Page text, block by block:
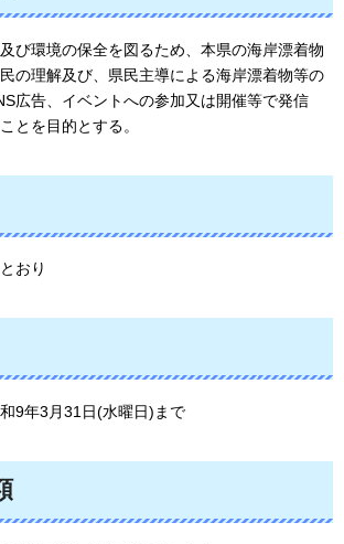
び環境の保全を図るため、本県の海岸漂着物
の理解及び、県民主導による海岸漂着物等の
広告、イベントへの参加又は開催等で発信
とを目的とする。
おり
9年3月31日(水曜日)まで